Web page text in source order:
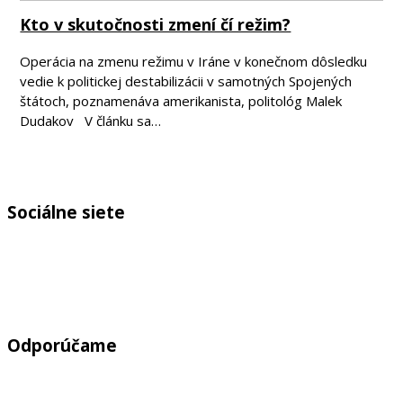
Kto v skutočnosti zmení čí režim?
Operácia na zmenu režimu v Iráne v konečnom dôsledku
vedie k politickej destabilizácii v samotných Spojených
štátoch, poznamenáva amerikanista, politológ Malek
Dudakov V článku sa…
Sociálne siete
Odporúčame